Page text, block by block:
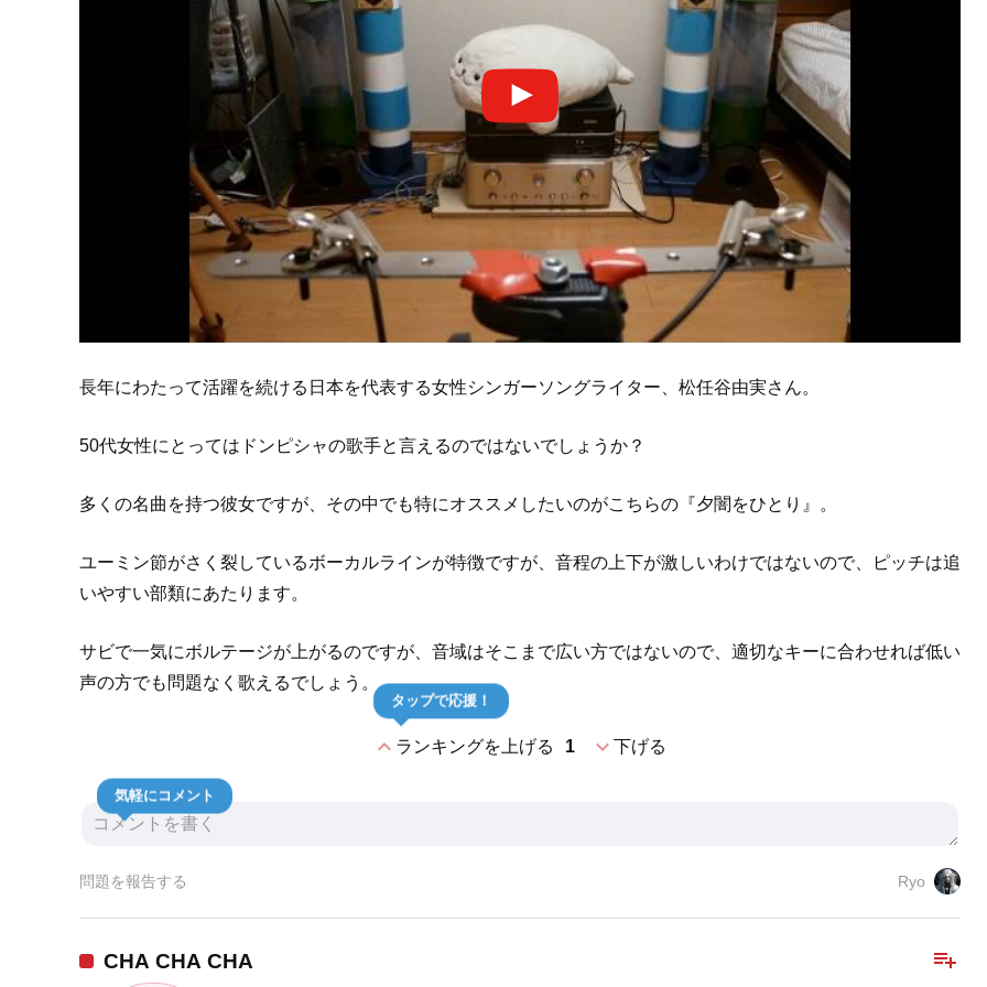
長年にわたって活躍を続ける日本を代表する女性シンガーソングライター、松任谷由実さん。
50代女性にとってはドンピシャの歌手と言えるのではないでしょうか？
多くの名曲を持つ彼女ですが、その中でも特にオススメしたいのがこちらの『夕闇をひとり』。
ユーミン節がさく裂しているボーカルラインが特徴ですが、音程の上下が激しいわけではないので、ピッチは追
いやすい部類にあたります。
サビで一気にボルテージが上がるのですが、音域はそこまで広い方ではないので、適切なキーに合わせれば低い
声の方でも問題なく歌えるでしょう。
expand_lessランキングを上げる 1
タップで応援！
expand_more下げる
気軽にコメント
Ryo
問題を報告する
playlist_add
CHA CHA CHA